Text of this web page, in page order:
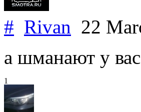
# Rivan 22
а шманают у
1